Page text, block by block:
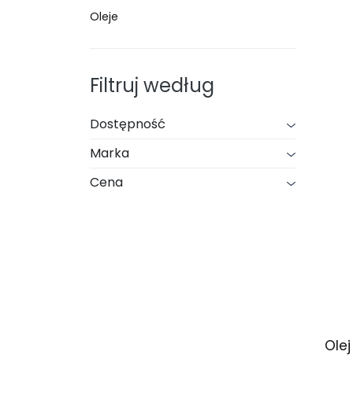
Oleje
Filtruj według
Dostępność
Marka
Cena